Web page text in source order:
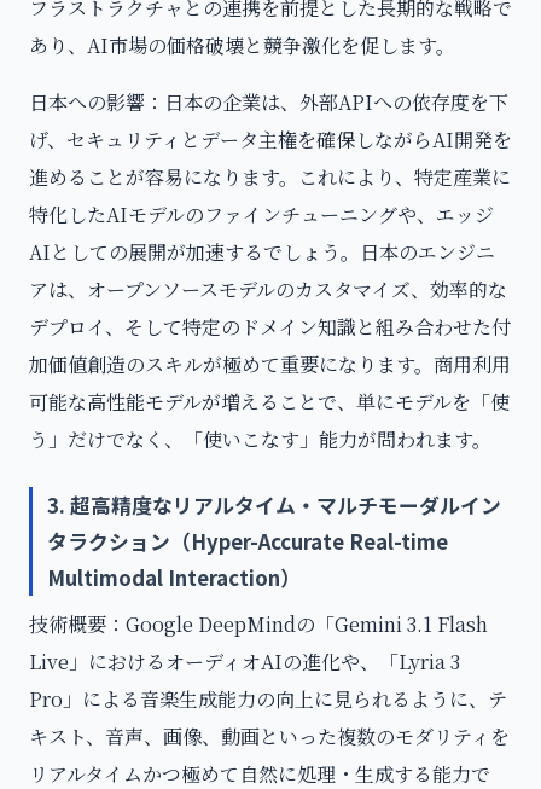
フラストラクチャとの連携を前提とした長期的な戦略で
あり、AI市場の価格破壊と競争激化を促します。
日本への影響：日本の企業は、外部APIへの依存度を下
げ、セキュリティとデータ主権を確保しながらAI開発を
進めることが容易になります。これにより、特定産業に
特化したAIモデルのファインチューニングや、エッジ
AIとしての展開が加速するでしょう。日本のエンジニ
アは、オープンソースモデルのカスタマイズ、効率的な
デプロイ、そして特定のドメイン知識と組み合わせた付
加価値創造のスキルが極めて重要になります。商用利用
可能な高性能モデルが増えることで、単にモデルを「使
う」だけでなく、「使いこなす」能力が問われます。
3. 超高精度なリアルタイム・マルチモーダルイン
タラクション（Hyper-Accurate Real-time
Multimodal Interaction）
技術概要：Google DeepMindの「Gemini 3.1 Flash
Live」におけるオーディオAIの進化や、「Lyria 3
Pro」による音楽生成能力の向上に見られるように、テ
キスト、音声、画像、動画といった複数のモダリティを
リアルタイムかつ極めて自然に処理・生成する能力で